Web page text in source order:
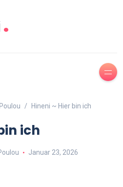
.
Hineni ~ Hier bin ich
ich
Januar 23, 2026